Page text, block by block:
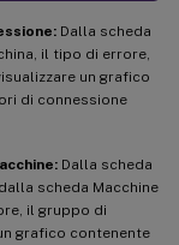
Dalla scheda
il tipo di errore,
un grafico
di connessione
Dalla scheda
scheda Macchine
il gruppo di
grafico contenente